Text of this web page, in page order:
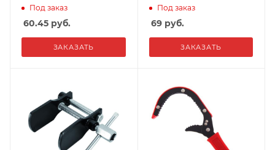
Под заказ
60.45 руб.
ЗАКАЗАТЬ
предметов) в кейсе AVS
DBC-04
Под заказ
69руб.
ЗАКАЗАТЬ